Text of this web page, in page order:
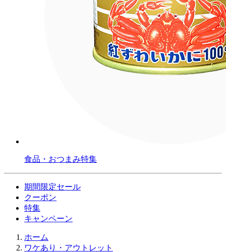
食品・おつまみ特集
期間限定セール
クーポン
特集
キャンペーン
ホーム
ワケあり・アウトレット